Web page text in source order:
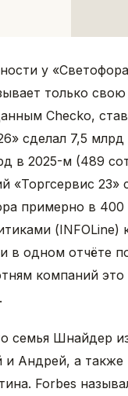
у
только
Checko,
сделал 7,5
в 2025-м (489
«Торгсервис 23»
примерно в 400
(INFOLine)
в одном отчёте
компаний
семья Шнайдер
и Андрей, а
Forbes